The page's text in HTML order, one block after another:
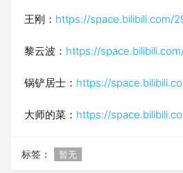
王刚： https://space.bilibili.com/
黎云波： https://
锅铲居士： https://
大师的菜： https://
标签： 暂无